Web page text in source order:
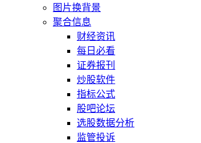
图片换背景
聚合信息
财经资讯
每日必看
证券报刊
炒股软件
指标公式
股吧论坛
选股数据分析
监管投诉